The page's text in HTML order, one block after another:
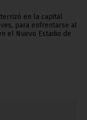
en la capital
para enfrentarse al
el Nuevo Estadio de